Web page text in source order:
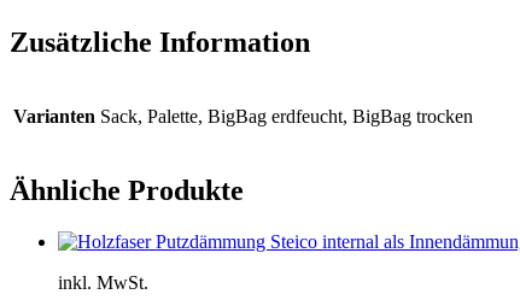
Zusätzliche Information
Varianten Sack, Palette, BigBag erdfeucht, BigBag trocken
Ähnliche Produkte
inkl. MwSt.